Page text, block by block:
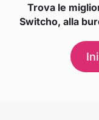
Trova le
Switcho, alla